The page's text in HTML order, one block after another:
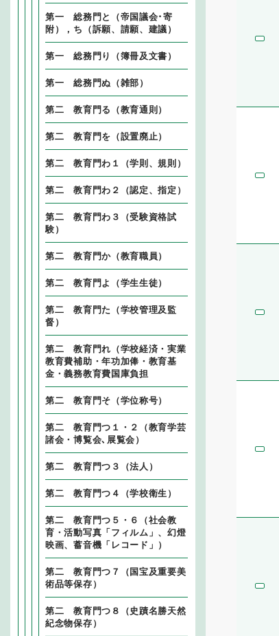
第一 総務門と（帝国議会･寄
附），ち（訴願、請願、建議）
第一 総務門り（簿冊及文書）
第一 総務門ぬ（雑部）
第二 教育門る（教育通則）
第二 教育門を（設置廃止）
第二 教育門わ１（学則、規則）
第二 教育門わ２（認定、指定）
第二 教育門わ３（受験資格試
験）
第二 教育門か（教育職員）
第二 教育門よ（学生生徒）
第二 教育門た（学校管理及監
督）
第二 教育門れ（学校経済・実業
教育費補助・年功加俸・教育基
金・義務教育費国庫負担
第二 教育門そ（学位称号）
第二 教育門つ１・２（教育学芸
諸会・博覧会､展覧会）
第二 教育門つ３（法人）
第二 教育門つ４（学校衛生）
第二 教育門つ５・６（社会教
育・活動写真「フィルム」、幻燈
映画、蓄音機「レコード」）
第二 教育門つ７（国宝及重要美
術品等保存）
第二 教育門つ８（史蹟名勝天然
紀念物保存）